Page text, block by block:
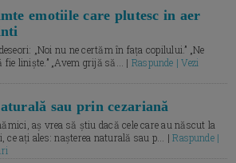
emotiile care plutesc in aer
„Noi nu ne certăm în fața copilului.” „Ne
fie liniște.” „Avem grijă să... | Raspunde | Vezi
sau prin cezariană
aș vrea să știu dacă cele care au născut la
ce ați ales: nașterea naturală sau p... |Raspunde |